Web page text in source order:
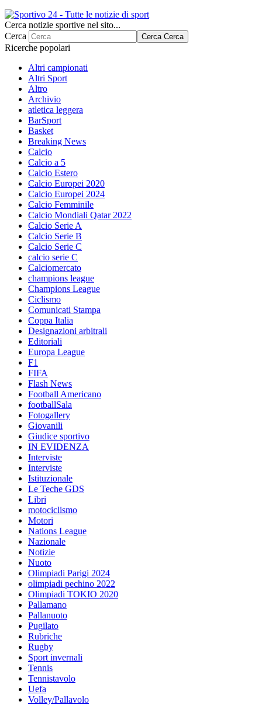
Cerca notizie sportive nel sito...
Cerca
Cerca Cerca
Ricerche popolari
Altri campionati
Altri Sport
Altro
Archivio
atletica leggera
BarSport
Basket
Breaking News
Calcio
Calcio a 5
Calcio Estero
Calcio Europei 2020
Calcio Europei 2024
Calcio Femminile
Calcio Mondiali Qatar 2022
Calcio Serie A
Calcio Serie B
Calcio Serie C
calcio serie C
Calciomercato
champions league
Champions League
Ciclismo
Comunicati Stampa
Coppa Italia
Designazioni arbitrali
Editoriali
Europa League
F1
FIFA
Flash News
Football Americano
footballSala
Fotogallery
Giovanili
Giudice sportivo
IN EVIDENZA
Interviste
Interviste
Istituzionale
Le Teche GDS
Libri
motociclismo
Motori
Nations League
Nazionale
Notizie
Nuoto
Olimpiadi Parigi 2024
olimpiadi pechino 2022
Olimpiadi TOKIO 2020
Pallamano
Pallanuoto
Pugilato
Rubriche
Rugby
Sport invernali
Tennis
Tennistavolo
Uefa
Volley/Pallavolo